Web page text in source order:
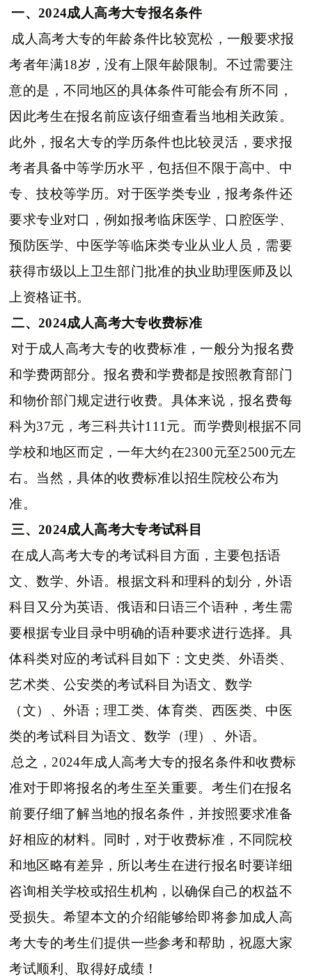
一、2024成人高考大专报名条件
成人高考大专的年龄条件比较宽松，一般要求报
考者年满18岁，没有上限年龄限制。不过需要注
意的是，不同地区的具体条件可能会有所不同，
因此考生在报名前应该仔细查看当地相关政策。
此外，报名大专的学历条件也比较灵活，要求报
考者具备中等学历水平，包括但不限于高中、中
专、技校等学历。对于医学类专业，报考条件还
要求专业对口，例如报考临床医学、口腔医学、
预防医学、中医学等临床类专业从业人员，需要
获得市级以上卫生部门批准的执业助理医师及以
上资格证书。
二、2024成人高考大专收费标准
对于成人高考大专的收费标准，一般分为报名费
和学费两部分。报名费和学费都是按照教育部门
和物价部门规定进行收费。具体来说，报名费每
科为37元，考三科共计111元。而学费则根据不同
学校和地区而定，一年大约在2300元至2500元左
右。当然，具体的收费标准以招生院校公布为
准。
三、2024成人高考大专考试科目
在成人高考大专的考试科目方面，主要包括语
文、数学、外语。根据文科和理科的划分，外语
科目又分为英语、俄语和日语三个语种，考生需
要根据专业目录中明确的语种要求进行选择。具
体科类对应的考试科目如下：文史类、外语类、
艺术类、公安类的考试科目为语文、数学
（文）、外语；理工类、体育类、西医类、中医
类的考试科目为语文、数学（理）、外语。
总之，2024年成人高考大专的报名条件和收费标
准对于即将报名的考生至关重要。考生们在报名
前要仔细了解当地的报名条件，并按照要求准备
好相应的材料。同时，对于收费标准，不同院校
和地区略有差异，所以考生在进行报名时要详细
咨询相关学校或招生机构，以确保自己的权益不
受损失。希望本文的介绍能够给即将参加成人高
考大专的考生们提供一些参考和帮助，祝愿大家
考试顺利、取得好成绩！